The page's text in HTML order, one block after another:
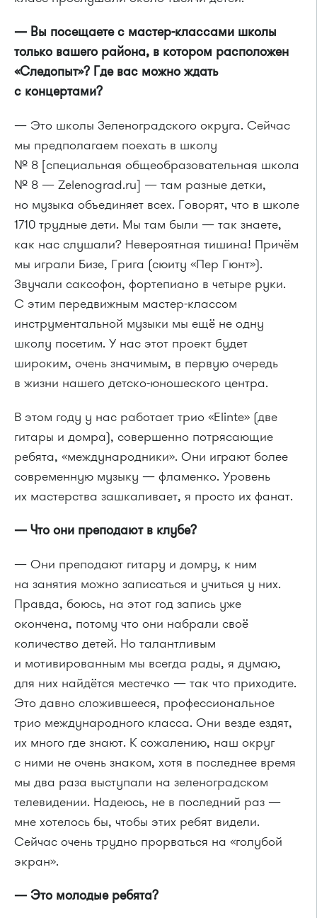
— Вы посещаете с мастер-классами школы
только вашего района, в котором расположен
«Следопыт»? Где вас можно ждать
с концертами?
— Это школы Зеленоградского округа. Сейчас
мы предполагаем поехать в школу
№ 8 [специальная общеобразовательная школа
№ 8 — Zelenograd.ru] — там разные детки,
но музыка объединяет всех. Говорят, что в школе
1710 трудные дети. Мы там были — так знаете,
как нас слушали? Невероятная тишина! Причём
мы играли Бизе, Грига (сюиту «Пер Гюнт»).
Звучали саксофон, фортепиано в четыре руки.
С этим передвижным мастер-классом
инструментальной музыки мы ещё не одну
школу посетим. У нас этот проект будет
широким, очень значимым, в первую очередь
в жизни нашего детско-юношеского центра.
В этом году у нас работает трио «Elinte» (две
гитары и домра), совершенно потрясающие
ребята, «международники». Они играют более
современную музыку — фламенко. Уровень
их мастерства зашкаливает, я просто их фанат.
— Что они преподают в клубе?
— Они преподают гитару и домру, к ним
на занятия можно записаться и учиться у них.
Правда, боюсь, на этот год запись уже
окончена, потому что они набрали своё
количество детей. Но талантливым
и мотивированным мы всегда рады, я думаю,
для них найдётся местечко — так что приходите.
Это давно сложившееся, профессиональное
трио международного класса. Они везде ездят,
их много где знают. К сожалению, наш округ
с ними не очень знаком, хотя в последнее время
мы два раза выступали на зеленоградском
телевидении. Надеюсь, не в последний раз —
мне хотелось бы, чтобы этих ребят видели.
Сейчас очень трудно прорваться на «голубой
экран».
— Это молодые ребята?